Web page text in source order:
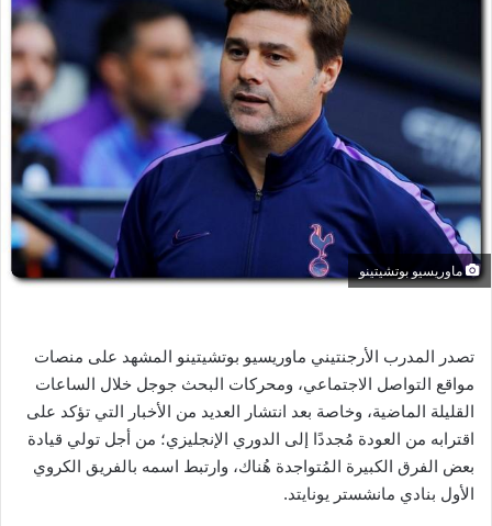
إ
ل
ر
ماوريسيو بوتشيتينو
تصدر المدرب الأرجنتيني ماوريسيو بوتشيتينو المشهد على منصات
مواقع التواصل الاجتماعي، ومحركات البحث جوجل خلال الساعات
القليلة الماضية، وخاصة بعد انتشار العديد من الأخبار التي تؤكد على
اقترابه من العودة مُجددًا إلى الدوري الإنجليزي؛ من أجل تولي قيادة
بعض الفرق الكبيرة المُتواجدة هُناك، وارتبط اسمه بالفريق الكروي
الأول بنادي مانشستر يونايتد.